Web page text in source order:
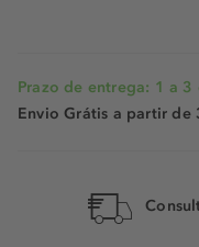
Prazo de entrega: 1 a 3
Envio Grátis a partir de